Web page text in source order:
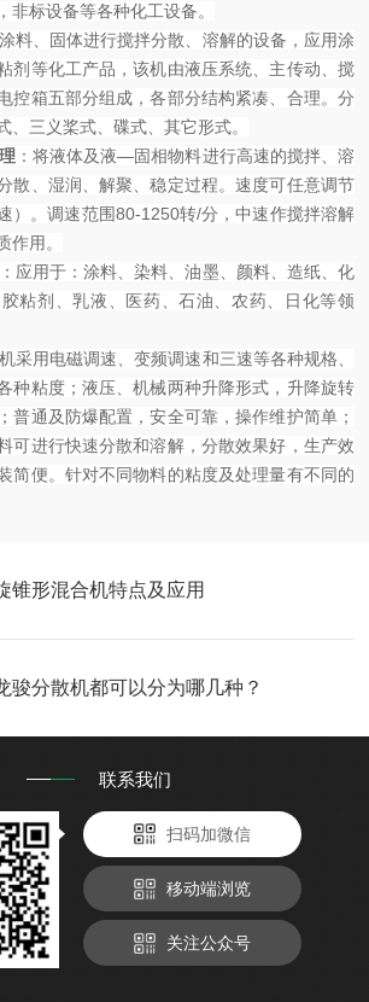
非标设备等各种化工设备。
料、固体进行搅拌分散、溶解的设备，应用涂
剂等化工产品，该机由液压系统、主传动、搅
控箱五部分组成，各部分结构紧凑、合理。分
、三义桨式、碟式、其它形式。
：将液体及液—固相物料进行高速的搅拌、溶
散、湿润、解聚、稳定过程。速度可任意调节
）。调速范围80-1250转/分，中速作搅拌溶解
作用。
：应用于：涂料、染料、油墨、颜料、造纸、化
粘剂、乳液、医药、石油、农药、日化等领
用电磁调速、变频调速和三速等各种规格、
种粘度；液压、机械两种升降形式，升降旋转
普通及防爆配置，安全可靠，操作维护简单；
可进行快速分散和溶解，分散效果好，生产效
简便。针对不同物料的粘度及处理量有不同的
锥形混合机特点及应用
骏分散机都可以分为哪几种？
联系我们
扫码加微信
移动端浏览
关注公众号